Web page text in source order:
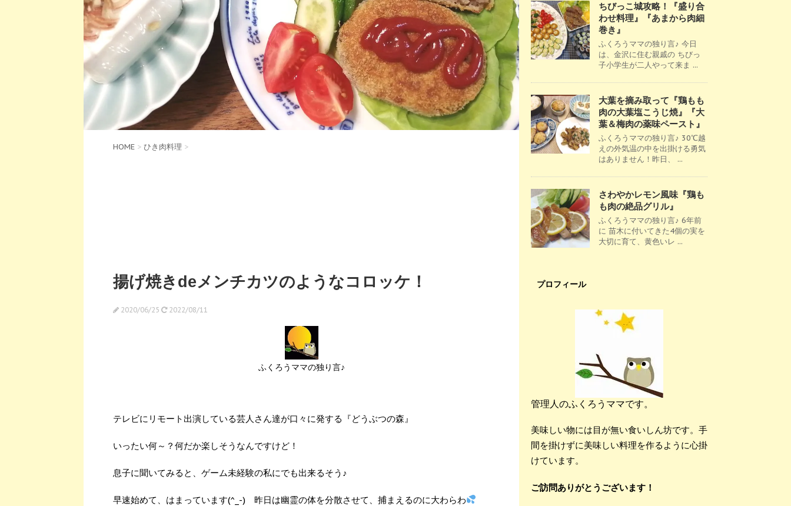
HOME > ひき肉料理 >
揚げ焼きdeメンチカツのようなコロッケ！
2020/06/25 2022/08/11
ふくろうママの独り言♪
テレビにリモート出演している芸人さん達が口々に発する『どうぶつの森』
いったい何～？何だか楽しそうなんですけど！
息子に聞いてみると、ゲーム未経験の私にでも出来るそう♪
早速始めて、はまっています(^_-) 昨日は幽霊の体を分散させて、捕まえるのに大わらわ
ちびっこ城攻略！『盛り合
わせ料理』『あまから肉細
巻き』
ふくろうママの独り言♪ 今日
は、金沢に住む親戚の ちびっ
子小学生が二人やって来ま ...
大葉を摘み取って『鶏もも
肉の大葉塩こうじ焼』『大
葉＆梅肉の薬味ペースト』
ふくろうママの独り言♪ 30℃越
えの外気温の中を出掛ける勇気
はありません！昨日、 ...
さわやかレモン風味『鶏も
も肉の絶品グリル』
ふくろうママの独り言♪ 6年前
に 苗木に付いてきた4個の実を
大切に育て、黄色いレ ...
プロフィール
管理人のふくろうママです。
美味しい物には目が無い食いしん坊です。手
間を掛けずに美味しい料理を作るように心掛
けています。
ご訪問ありがとうございます！